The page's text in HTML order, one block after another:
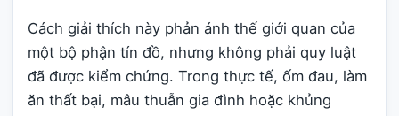
Cách giải thích này phản ánh thế giới quan của
một bộ phận tín đồ, nhưng không phải quy luật
đã được kiểm chứng. Trong thực tế, ốm đau, làm
ăn thất bại, mâu thuẫn gia đình hoặc khủng